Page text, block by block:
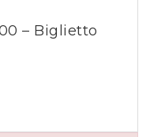
– Biglietto